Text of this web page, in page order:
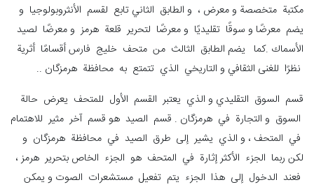
مكتبة متخصصة و معرض ، و الطابق الثاني تابع لقسم الأنثروبولوجيا و
يضم معرضًا و سوقًا تقليديًا و معرضًا لتحرير قلعة هرمز و معرضًا لصيد
الأسماك .كما يضم الطابق الثالث من متحف خلیج فارس أقسامًا أثرية
نظرًا للغنى الثقافي و التاريخي الذي تتمتع به محافظة هرمزگان ..
قسم السوق التقليدي و الذي يعتبر القسم الأول للمتحف يعرض حالة
السوق و التجارة في هرمزگان . قسم الصيد هو قسم آخر مثير للاهتمام
في المتحف ، و الذي يشير إلى طرق الصيد في محافظة هرمزگان و
لكن ربما الجزء الأكثر إثارة في المتحف هو الجزء الخاص بتحرير هرمز ،
فعند الدخول إلى هذا الجزء يتم تفعيل مستشعرات الصوت و يمكن